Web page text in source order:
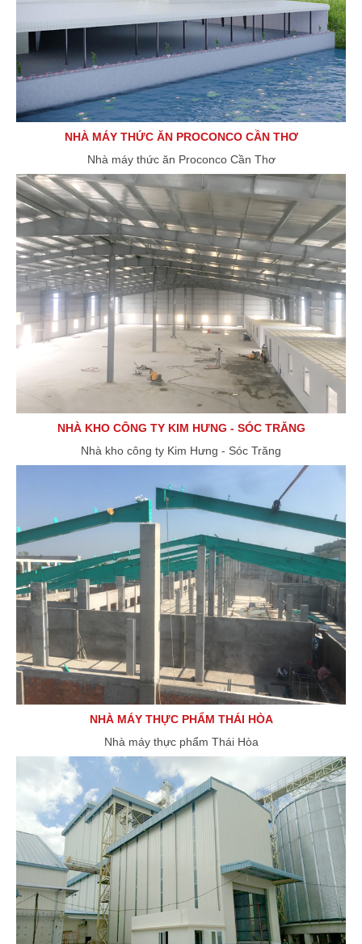
NHÀ MÁY THỨC ĂN PROCONCO CẦN THƠ
Nhà máy thức ăn Proconco Cần Thơ
NHÀ KHO CÔNG TY KIM HƯNG - SÓC TRĂNG
Nhà kho công ty Kim Hưng - Sóc Trăng
NHÀ MÁY THỰC PHẨM THÁI HÒA
Nhà máy thực phẩm Thái Hòa